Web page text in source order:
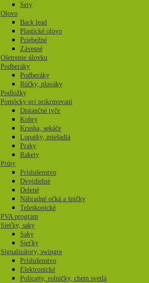
Sety
Olovo
Back lead
Plastické olovo
Priebežné
Závesné
Ošetrenie úlovku
Podberáky
Podberáky
Rúčky, plaváky
Podložky
Pomôcky pri prikrmovaní
Distančné tyče
Kobry
Krusha, sekáče
Lopatky, miešadlá
Praky
Rakety
Prúty
Príslušenstvo
Dvojdielné
Delené
Náhradné očká a špičky
Teleskopické
PVA program
Sieťky, saky
Saky
Sieťky
Signalizátory, swingre
Príslušenstvo
Elektronické
Policajty, rolničky, chem.svetlá